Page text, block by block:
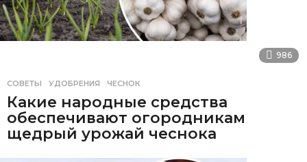
986
СОВЕТЫ УДОБРЕНИЯ ,ЧЕСНОК
Какие народные средства
обеспечивают огородникам
щедрый урожай чеснока